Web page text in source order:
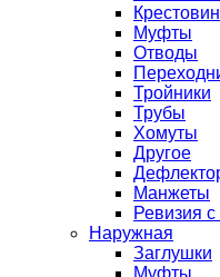
Муфты
Отводы
Тройники
Трубы
Хомуты
Другое
Манжеты
Ревизия
Наружная
Заглушки